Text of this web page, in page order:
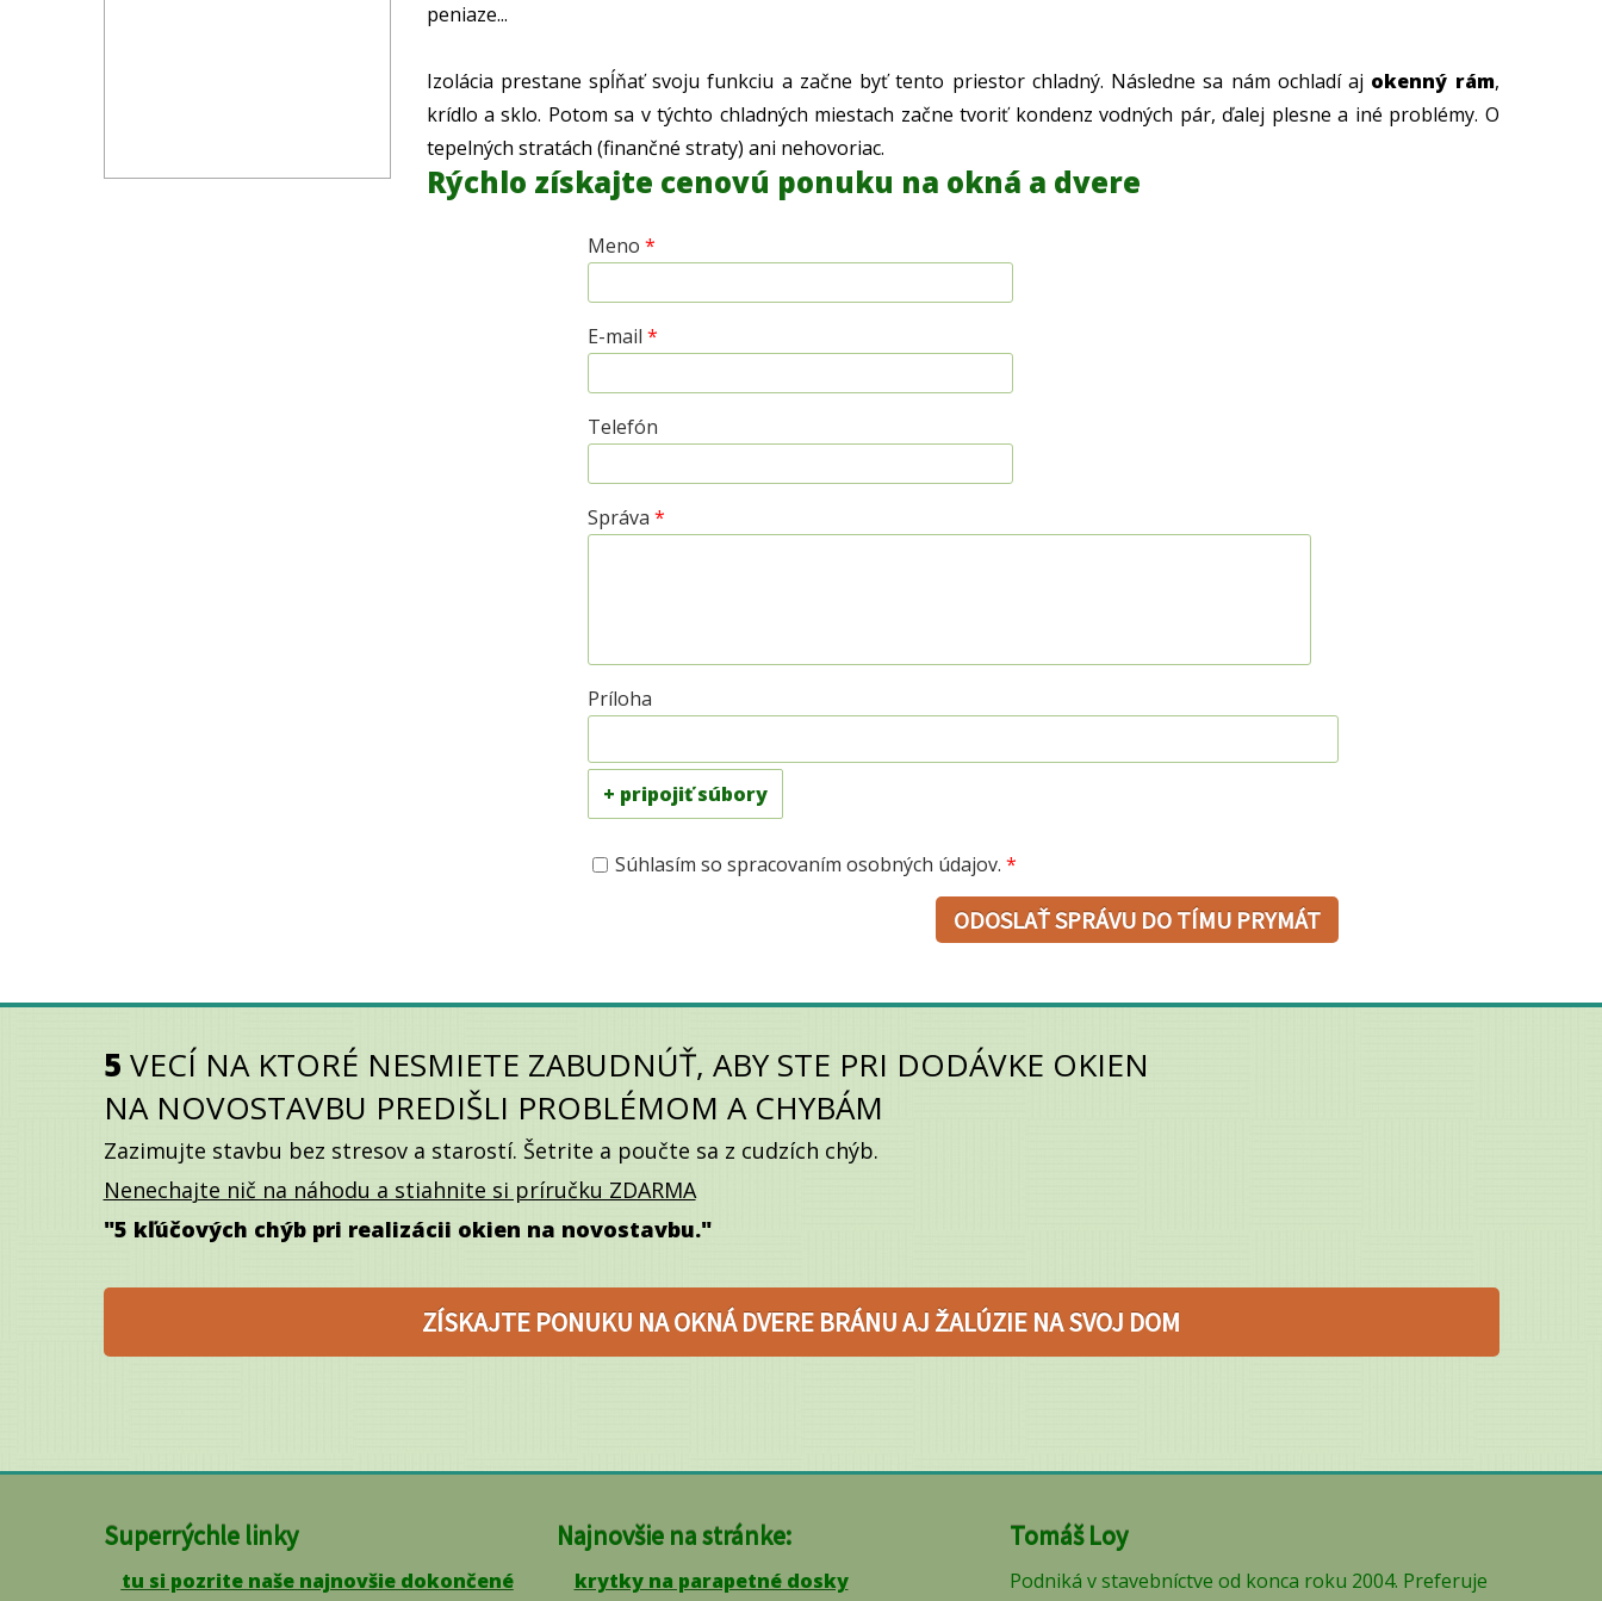
peniaze...
Izolácia prestane spĺňať svoju funkciu a začne byť tento priestor chladný. Následne sa nám ochladí aj okenný rám,
krídlo a sklo. Potom sa v týchto chladných miestach začne tvoriť kondenz vodných pár, ďalej plesne a iné problémy. O
tepelných stratách (finančné straty) ani nehovoriac.
Radi vám vypracujeme nezáväznú cenovú ponuku na okná a dvere do vašej novostavby
alebo rekonštrukcie.
Rýchlo získajte cenovú ponuku na okná a dvere
Meno *
E-mail *
Telefón
Správa *
Príloha
+ pripojiť súbory
Súhlasím so spracovaním osobných údajov. *
5 VECÍ NA KTORÉ NESMIETE ZABUDNÚŤ, ABY STE PRI DODÁVKE OKIEN
NA NOVOSTAVBU PREDIŠLI PROBLÉMOM A CHYBÁM
Zazimujte stavbu bez stresov a starostí. Šetrite a poučte sa z cudzích chýb.
Nenechajte nič na náhodu a stiahnite si príručku ZDARMA
"5 kľúčových chýb pri realizácii okien na novostavbu."
ZÍSKAJTE PONUKU NA OKNÁ DVERE BRÁNU AJ ŽALÚZIE NA SVOJ DOM
Superrýchle linky
tu si pozrite naše najnovšie dokončené
Najnovšie na stránke:
krytky na parapetné dosky
Tomáš Loy
Podniká v stavebníctve od konca roku 2004. Preferuje